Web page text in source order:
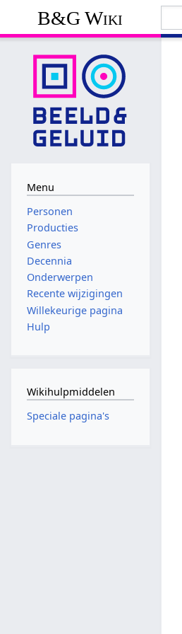
B&G Wiki
Menu
Personen
Producties
Genres
Decennia
Onderwerpen
Recente wijzigingen
Willekeurige pagina
Hulp
Wikihulpmiddelen
Speciale pagina's